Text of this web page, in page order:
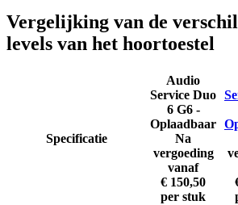
Vergelijking van de
levels van het hoortoestel
Specificatie
Audio
Service Duo
6 G6 -
Oplaadbaar
Na
vergoeding
vanaf
€ 150,50
per stuk